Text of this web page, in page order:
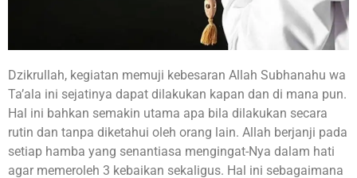
Dzikrullah, kegiatan memuji kebesaran Allah Subhanahu wa
Ta’ala ini sejatinya dapat dilakukan kapan dan di mana pun.
Hal ini bahkan semakin utama apa bila dilakukan secara
rutin dan tanpa diketahui oleh orang lain. Allah berjanji pada
setiap hamba yang senantiasa mengingat-Nya dalam hati
agar memeroleh 3 kebaikan sekaligus. Hal ini sebagaimana